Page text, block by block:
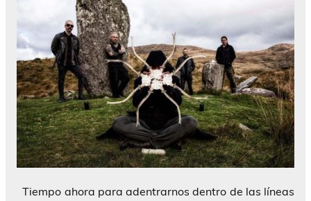
Tiempo ahora para adentrarnos dentro de las líneas